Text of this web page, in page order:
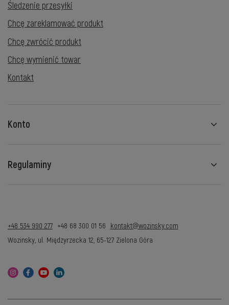
Śledzenie przesyłki
Chcę zareklamować produkt
Chcę zwrócić produkt
Chcę wymienić towar
Kontakt
Konto
Regulaminy
+48 534 990 277 +48 68 300 01 56 kontakt@wozinsky.com
Wozinsky, ul. Międzyrzecka 12, 65-127 Zielona Góra